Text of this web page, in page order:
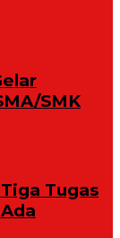
SMK
Tugas